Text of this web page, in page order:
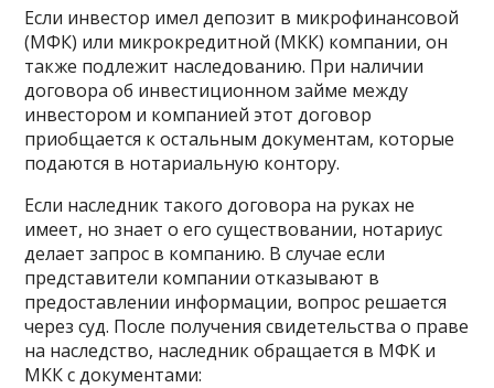
Если инвестор имел депозит в микрофинансовой
(МФК) или микрокредитной (МКК) компании, он
также подлежит наследованию. При наличии
договора об инвестиционном займе между
инвестором и компанией этот договор
приобщается к остальным документам, которые
подаются в нотариальную контору.
Если наследник такого договора на руках не
имеет, но знает о его существовании, нотариус
делает запрос в компанию. В случае если
представители компании отказывают в
предоставлении информации, вопрос решается
через суд. После получения свидетельства о праве
на наследство, наследник обращается в МФК и
МКК с документами: